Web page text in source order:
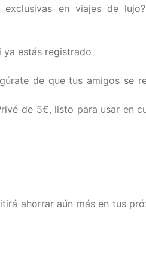
en viajes de
ya estás registrado
de que tus amigos se
de 5€, listo para usar en
ahorrar aún más en tus